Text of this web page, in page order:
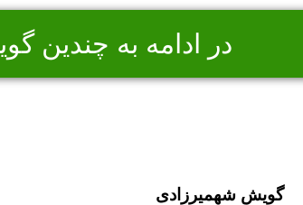
در ادامه به چندین
گویش شهمیرزادی